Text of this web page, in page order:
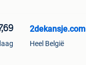
2dekansje.com
Heel België